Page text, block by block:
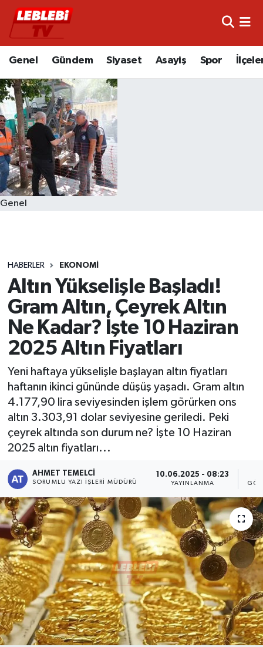
Genel Gündem Siyaset Asayiş Spor
Genel
HABERLER EKONOMI
Altın Yükselişle Başladı!
Gram Altın, Çeyrek Altın
Ne Kadar? İşte 10 Haziran
2025 Altın Fiyatları
Yeni haftaya yükselişle başlayan altın fiyatları
haftanın ikinci gününde düşüş yaşadı. Gram altın
4.177,90 lira seviyesinden işlem görürken ons
altın 3.303,91 dolar seviyesine geriledi. Peki
çeyrek altında son durum ne? İşte 10 Haziran
2025 altın fiyatları...
AHMET TEMELCI
SORUMLU YAZI İŞLERI MÜDÜRÜ
10.06.2025 - 08:23
YAYINLANMA
Hava Durumu
Trafik Durumu
Süper Lig Puan Durumu ve Fikstür
Tüm Manşetler
Son Dakika Haberleri